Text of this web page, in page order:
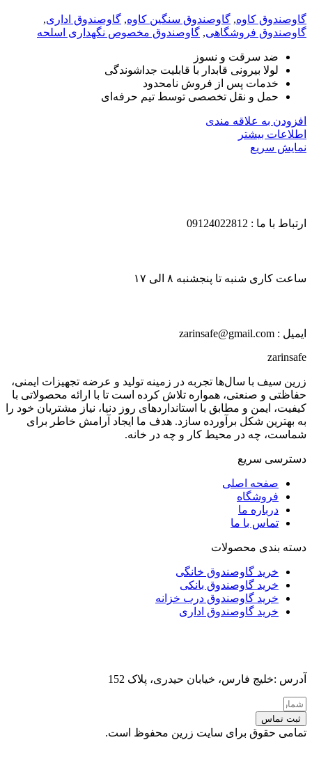
گاوصندوق کاوه, گاوصندوق سنگین کاوه, گاوصندوق اداری,
گاوصندوق فروشگاهی, گاوصندوق مخصوص نگهداری اسلحه
ضد سرقت و نسوز
لولا بیرونی قابدار با قابلیت جداشوندگی
خدمات پس از فروش نامحدود
حمل و نقل تخصصی توسط تیم حرفه‌ای
افزودن به علاقه مندی
اطلاعات بیشتر
نمایش سریع
ارتباط با ما : 09124022812
ساعت کاری شنبه تا پنجشنبه ۸ الی ۱۷
ایمیل : zarinsafe@gmail.com
zarinsafe
زرین سیف با سال‌ها تجربه در زمینه تولید و عرضه تجهیزات ایمنی،
حفاظتی و صنعتی، همواره تلاش کرده است تا با ارائه محصولاتی با
کیفیت، ایمن و مطابق با استانداردهای روز دنیا، نیاز مشتریان خود را
به بهترین شکل برآورده سازد. هدف ما ایجاد آرامش خاطر برای
شماست، چه در محیط کار و چه در خانه.
دسترسی سریع
صفحه اصلی
فروشگاه
درباره ما
تماس با ما
دسته بندی محصولات
خرید گاوصندوق خانگی
خرید گاوصندوق بانکی
خرید گاوصندوق درب خزانه
خرید گاوصندوق اداری
آدرس :خلیج فارس، خیابان حیدری، پلاک 152
ثبت تماس
تمامی حقوق برای سایت زرین محفوظ است.